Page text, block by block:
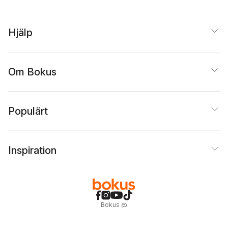
Hjälp
Om Bokus
Populärt
Inspiration
Bokus @